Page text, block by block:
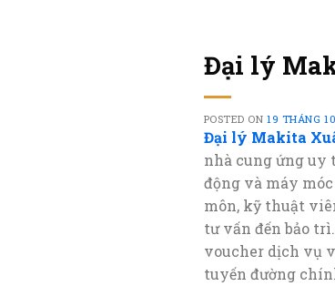
Đại lý
POSTED ON19 THÁNG
Đại lý Makita
nhà cung ứng uy
động và máy
môn, kỹ thuật
tư vấn đến bảo
voucher dịch vụ
tuyến đường